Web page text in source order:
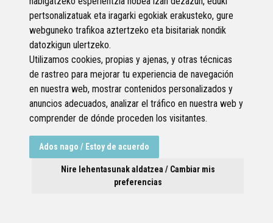
pertsonalizatuak eta iragarki egokiak erakusteko, gure
webguneko trafikoa aztertzeko eta bisitariak nondik
datozkigun ulertzeko.
Utilizamos cookies, propias y ajenas, y otras técnicas
de rastreo para mejorar tu experiencia de navegación
en nuestra web, mostrar contenidos personalizados y
anuncios adecuados, analizar el tráfico en nuestra web y
comprender de dónde proceden los visitantes.
Ados nago / Estoy de acuerdo
Nire lehentasunak aldatzea / Cambiar mis
preferencias
Larrasoloeta kalea, 5 48200 Durango, Bizkaia
946 21 55 99
durangoirratia@durango.eus
MAPA WEB CONTACTO AVISO LEGAL